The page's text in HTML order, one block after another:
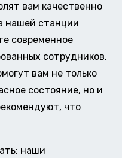
вам качественно
нашей станции
современное
сотрудников,
вам не только
состояние, но и
что
наши